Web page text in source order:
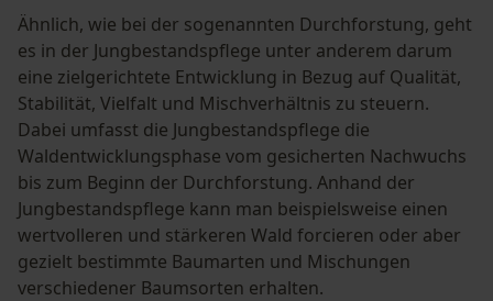
Ähnlich, wie bei der sogenannten Durchforstung, geht
es in der Jungbestandspflege unter anderem darum
eine zielgerichtete Entwicklung in Bezug auf Qualität,
Stabilität, Vielfalt und Mischverhältnis zu steuern.
Dabei umfasst die Jungbestandspflege die
Waldentwicklungsphase vom gesicherten Nachwuchs
bis zum Beginn der Durchforstung. Anhand der
Jungbestandspflege kann man beispielsweise einen
wertvolleren und stärkeren Wald forcieren oder aber
gezielt bestimmte Baumarten und Mischungen
verschiedener Baumsorten erhalten.